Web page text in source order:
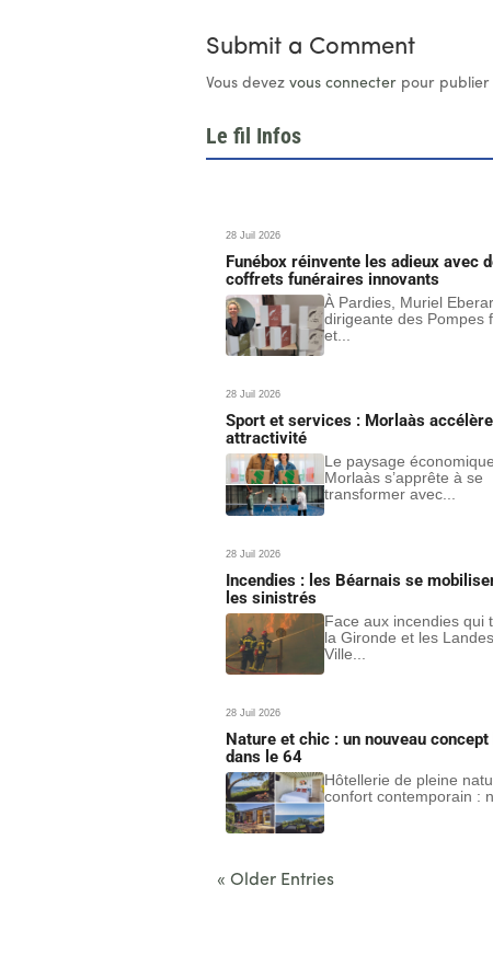
Submit a Comment
Vous devezvous connecter pour publier
Le fil Infos
28 Juil 2026
Funébox réinvente les adieux avec
coffrets funéraires innovants
À Pardies, Muriel
dirigeante des Pompes
et...
28 Juil 2026
Sport et services : Morlaàs
attractivité
Le paysage
Morlaàs s’apprête à se
transformer avec...
28 Juil 2026
Incendies : les Béarnais se
les sinistrés
Face aux incendies qui
la Gironde et les
Ville...
28 Juil 2026
Nature et chic : un nouveau
dans le 64
Hôtellerie de pleine
confort contemporain :
« Older Entries